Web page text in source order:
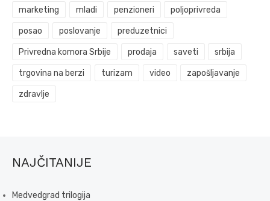
marketing mladi penzioneri poljoprivreda
posao poslovanje preduzetnici
Privredna komora Srbije prodaja saveti srbija
trgovina na berzi turizam video zapošljavanje
zdravlje
NAJČITANIJE
Medvedgrad trilogija